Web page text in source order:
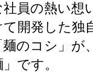
員の熱い想
開発した独
麺のコシ」が
です。